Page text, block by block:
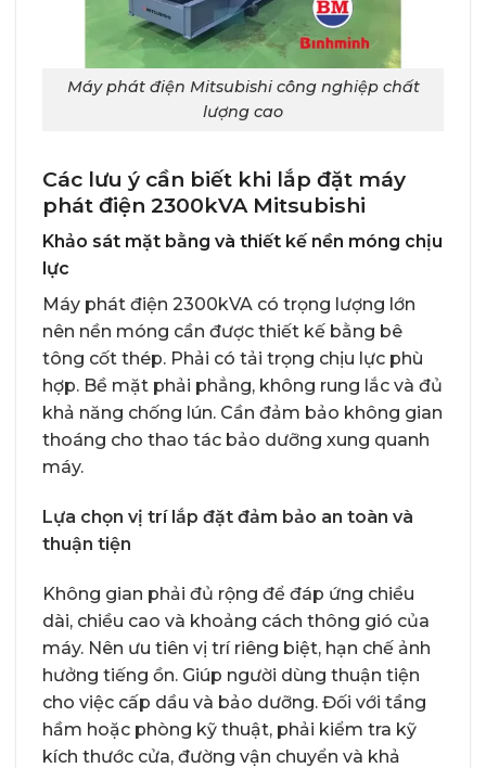
Máy phát điện Mitsubishi công nghiệp chất
lượng cao
Các lưu ý cần biết khi lắp đặt máy
phát điện 2300kVA Mitsubishi
Khảo sát mặt bằng và thiết kế nền móng chịu
lực
Máy phát điện 2300kVA có trọng lượng lớn
nên nền móng cần được thiết kế bằng bê
tông cốt thép. Phải có tải trọng chịu lực phù
hợp. Bề mặt phải phẳng, không rung lắc và đủ
khả năng chống lún. Cần đảm bảo không gian
thoáng cho thao tác bảo dưỡng xung quanh
máy.
Lựa chọn vị trí lắp đặt đảm bảo an toàn và
thuận tiện
Không gian phải đủ rộng để đáp ứng chiều
dài, chiều cao và khoảng cách thông gió của
máy. Nên ưu tiên vị trí riêng biệt, hạn chế ảnh
hưởng tiếng ồn. Giúp người dùng thuận tiện
cho việc cấp dầu và bảo dưỡng. Đối với tầng
hầm hoặc phòng kỹ thuật, phải kiểm tra kỹ
kích thước cửa, đường vận chuyển và khả